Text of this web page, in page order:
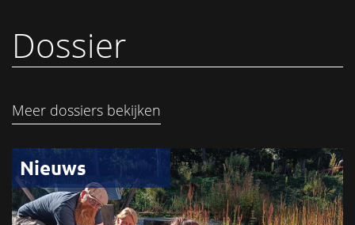
Dossier
Meer dossiers bekijken
Nieuws